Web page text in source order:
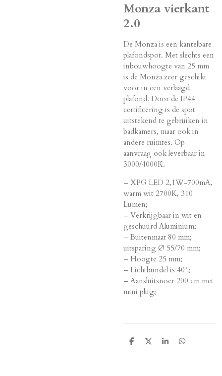
Monza vierkant
2.0
De Monza is een kantelbare
plafondspot. Met slechts een
inbouwhoogte van 25 mm
is de Monza zeer geschikt
voor in een verlaagd
plafond. Door de IP44
certificering is de spot
uitstekend te gebruiken in
badkamers, maar ook in
andere ruimtes. Op
aanvraag ook leverbaar in
3000/4000K.
– XPG LED 2,1W-700mA,
warm wit 2700K, 310
Lumen;
– Verkrijgbaar in wit en
geschuurd Aluminium;
– Buitenmaat 80 mm;
uitsparing Ø 55/70 mm;
– Hoogte 25 mm;
– Lichtbundel is 40°;
– Aansluitsnoer 200 cm met
mini plug;
D
D
S
D